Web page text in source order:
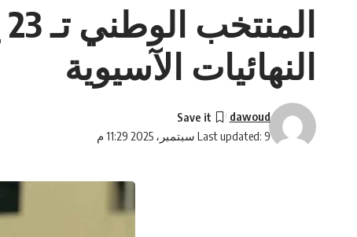
النهائيات الآسيوية
Last updated: 9 سبتمبر، 2025 11:29 م
dawoud